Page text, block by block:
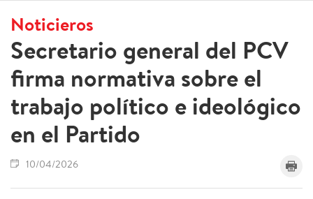
Noticieros
Secretario general del PCV
firma normativa sobre el
trabajo político e ideológico
en el Partido
10/04/2026